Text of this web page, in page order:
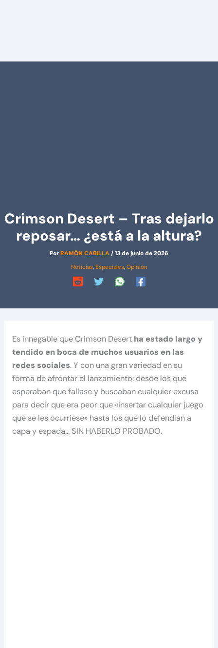
Crimson Desert – Tras dejarlo
reposar… ¿está a la altura?
PorRAMÓN CABILLA/13 de junio de 2026
Noticias, Especiales,Opinión
Es innegable que Crimson Desert ha estado largo y
tendido en boca de muchos usuarios en las
redes sociales. Y con una gran variedad en su
forma de afrontar el lanzamiento: desde los que
esperaban que fallase y buscaban cualquier excusa
para decir que era peor que «insertar cualquier juego
que se les ocurriese» hasta los que lo defendían a
capa y espada… SIN HABERLO PROBADO.